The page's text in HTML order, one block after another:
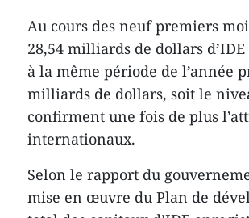
Au cours des neuf premiers
28,54 milliards de dollars
à la même période de l’année
milliards de dollars, soit le
confirment une fois de plus
internationaux.
Selon le rapport du
mise en œuvre du Plan de